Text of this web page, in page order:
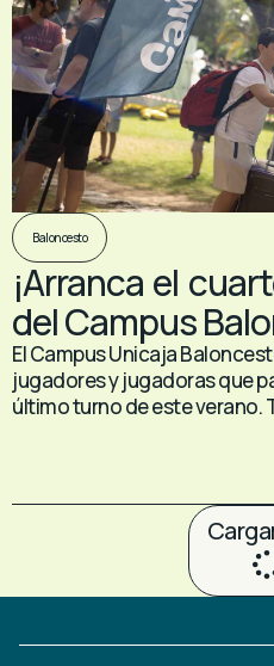
Baloncesto
¡Arranca el
del Campus
El Campus Unicaja
jugadores y jugadoras que
último turno de este verano.